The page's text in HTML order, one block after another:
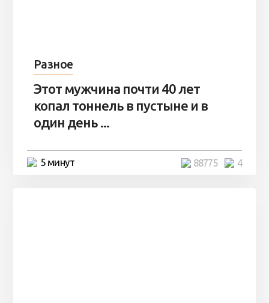
Разное
Этот мужчина почти 40 лет
копал тоннель в пустыне и в
один день ...
5 минут 4
88775